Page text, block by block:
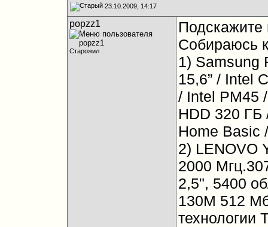
23.10.2009, 14:17
popzz1
Старожил
Подскажите
Собираюсь
1) Samsung
15,6” / Intel
/ Intel PM45
HDD 320 ГБ
Home Basic
2) LENOVO
2000
2,5", 5400
130M 512
технологии